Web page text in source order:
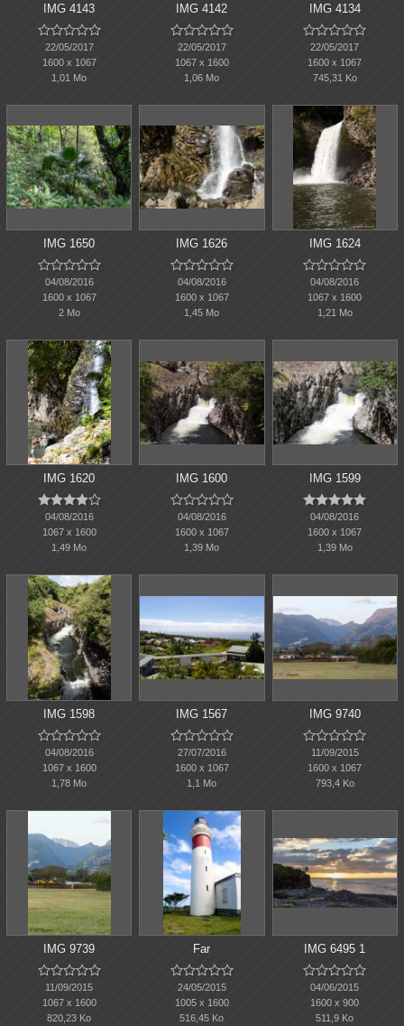
IMG 4143

22/05/2017
1600 x 1067
1,01 Mo
IMG 4142

22/05/2017
1067 x 1600
1,06 Mo
IMG 4134

22/05/2017
1600 x 1067
745,31 Ko
IMG 1650

04/08/2016
1600 x 1067
2 Mo
IMG 1626

04/08/2016
1600 x 1067
1,45 Mo
IMG 1624

04/08/2016
1067 x 1600
1,21 Mo
IMG 1620

04/08/2016
1067 x 1600
1,49 Mo
IMG 1600

04/08/2016
1600 x 1067
1,39 Mo
IMG 1599

04/08/2016
1600 x 1067
1,39 Mo
IMG 1598

04/08/2016
1067 x 1600
1,78 Mo
IMG 1567

27/07/2016
1600 x 1067
1,1 Mo
IMG 9740

11/09/2015
1600 x 1067
793,4 Ko
IMG 9739

11/09/2015
1067 x 1600
820,23 Ko
Far

24/05/2015
1005 x 1600
516,45 Ko
IMG 6495 1

04/06/2015
1600 x 900
511,9 Ko